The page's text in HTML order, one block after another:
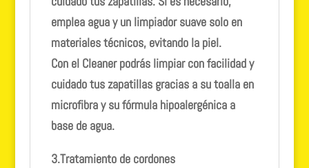
emplea agua y un limpiador suave solo en
materiales técnicos, evitando la piel.
Con elCleaner podrás limpiar con facilidad y
cuidado tus zapatillas gracias a su toalla en
microfibra y su fórmula hipoalergénica a
base de agua.
3.Tratamiento de cordones